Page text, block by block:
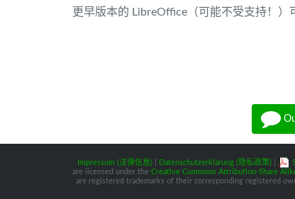
更早版本的 LibreOffice（可能不受支持！）
Impressum (法律信息) Datenschutzerklärung (隐私政策)
are licensed under the Creative Commons Attribution-Share
are registered trademarks of their corresponding registered